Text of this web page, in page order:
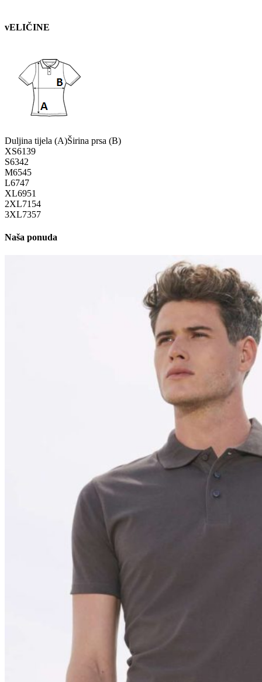
vELIČINE
Duljina tijela (A)Širina prsa (B)
XS6139
S6342
M6545
L6747
XL6951
2XL71 54
3XL7357
Naša ponuda